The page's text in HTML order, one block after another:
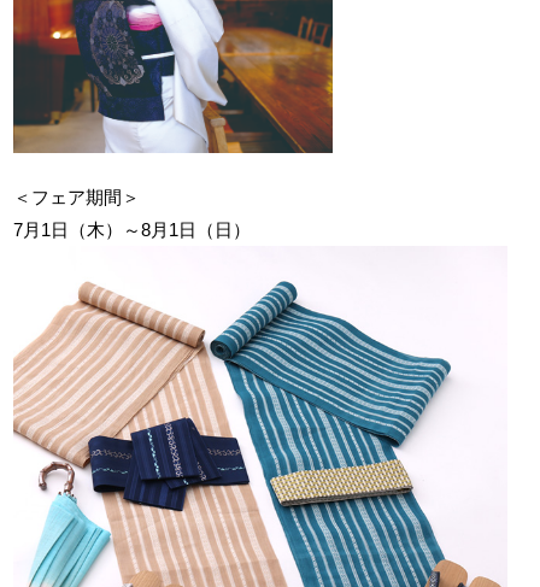
＜フェア期間＞
7月1日（木）～8月1日（日）